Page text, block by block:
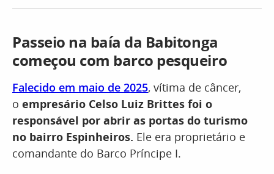
Passeio na baía da Babitonga
começou com barco pesqueiro
Falecido em maio de 2025, vítima de câncer,
o empresário Celso Luiz Brittes foi o
responsável por abrir as portas do turismo
no bairro Espinheiros. Ele era proprietário e
comandante do Barco Príncipe I.